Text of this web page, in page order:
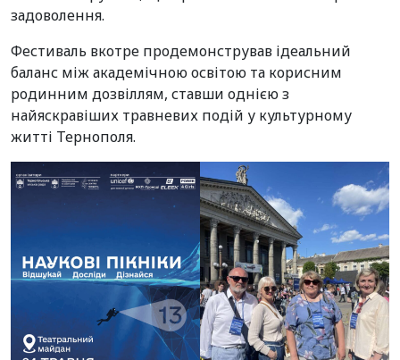
задоволення.
Фестиваль вкотре продемонстрував ідеальний
баланс між академічною освітою та корисним
родинним дозвіллям, ставши однією з
найяскравіших травневих подій у культурному
житті Тернополя.